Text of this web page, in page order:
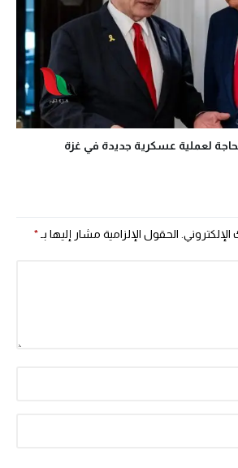
لعملية عسكرية جديدة في غزة
الحقول الإلزامية مشار إليها بـ*